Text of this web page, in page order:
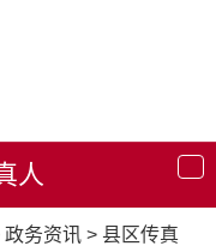
导
航
人
政务资讯 > 县区传真